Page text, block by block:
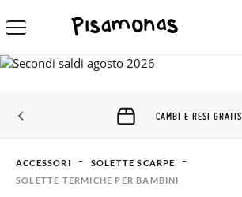
CAMBI E RESI GRATIS
ACCESSORI
SOLETTE SCARPE
SOLETTE TERMICHE PER BAMBINI